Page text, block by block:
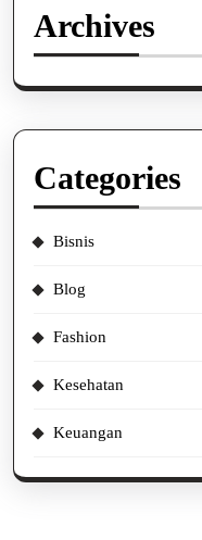
Archives
Categories
Bisnis
Blog
Fashion
Kesehatan
Keuangan